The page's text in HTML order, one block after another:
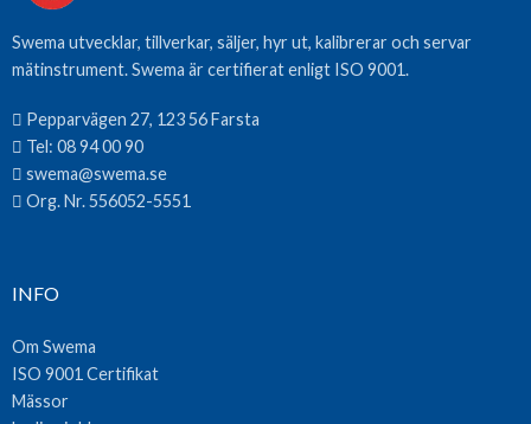
Swema utvecklar, tillverkar, säljer, hyr ut, kalibrerar och servar
mätinstrument. Swema är certifierat enligt ISO 9001.
Pepparvägen 27, 123 56 Farsta
Tel: 08 94 00 90
swema@swema.se
Org. Nr. 556052-5551
INFO
Om Swema
ISO 9001 Certifikat
Mässor